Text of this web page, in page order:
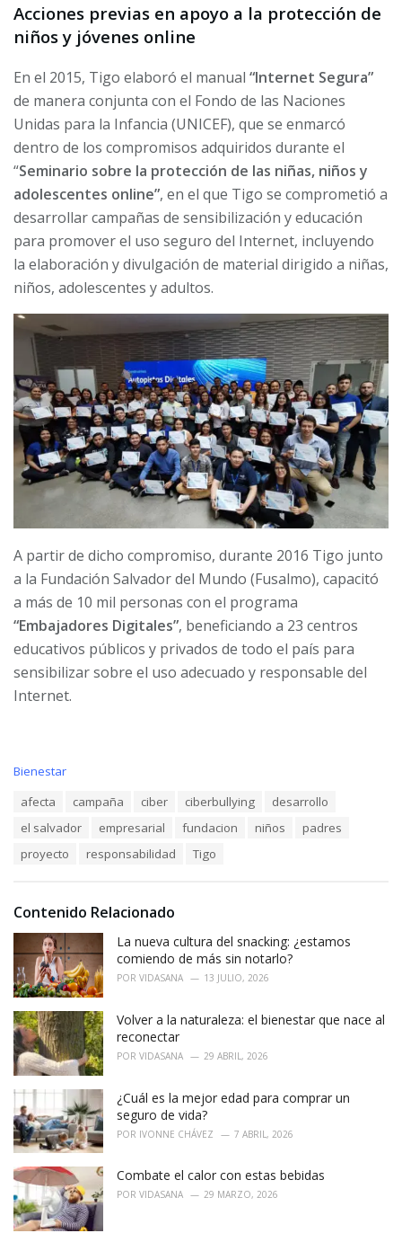
Acciones previas en apoyo a la protección de
niños y jóvenes online
En el 2015, Tigo elaboró el manual “Internet Segura”
de manera conjunta con el Fondo de las Naciones
Unidas para la Infancia (UNICEF), que se enmarcó
dentro de los compromisos adquiridos durante el
“Seminario sobre la protección de las niñas, niños y
adolescentes online”, en el que Tigo se comprometió a
desarrollar campañas de sensibilización y educación
para promover el uso seguro del Internet, incluyendo
la elaboración y divulgación de material dirigido a niñas,
niños, adolescentes y adultos.
A partir de dicho compromiso, durante 2016 Tigo junto
a la Fundación Salvador del Mundo (Fusalmo), capacitó
a más de 10 mil personas con el programa
“Embajadores Digitales”, beneficiando a 23 centros
educativos públicos y privados de todo el país para
sensibilizar sobre el uso adecuado y responsable del
Internet.
C
s
:
Bienestar
afecta campaña ciber ciberbullying
desarrollo
el salvador
empresarial fundacion niños
padres
proyecto
responsabilidad Tigo
Contenido Relacionado
La nueva cultura del snacking: ¿estamos
comiendo de más sin notarlo?
POR VIDASANA 13 JULIO, 2026
Volver a la naturaleza: el bienestar que nace al
reconectar
POR VIDASANA 29 ABRIL, 2026
¿Cuál es la mejor edad para comprar un
seguro de vida?
POR IVONNE CHÁVEZ 7 ABRIL, 2026
Combate el calor con estas bebidas
POR VIDASANA 29 MARZO, 2026